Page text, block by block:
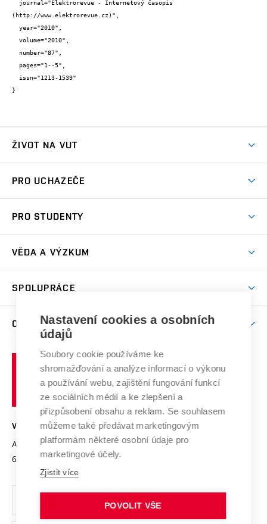
(http://www.elektrorevue.cz)",
}
ŽIVOT NA VUT
Koleje
Sport na VUT
PRO UCHAZEČE
Dny otevřených dveří
Celoživotní vzdělávání
E-přihláška
PRO STUDENTY
Harmonogram akademického roku
Závěrečné práce
Doktorské studium
Zpracování osobních údajů studentů
Sociální bezpečí
Studium bez bariér
Podpora podnikání
VĚDA A VÝZKUM
Mezinárodní vědecká rada
Systém zajišťování kvality výzkumu
Výzkumné infrastruktury
Transfer znalostí
Open Science
Projekty
Projekty ze strukturálních fondů
Specifický výzkum
SPOLUPRÁCE
Firemní spolupráce
Zahraniční spolupráce
Spolupráce se školami
Mezinárodní dohody
Univerzitní sítě
O UNIVERZITĚ
Profil univerzity
Udržitelná univerzita
Podnikavá univerzita / ContriBUTe
Bezpečná univerzita
Vyznamenání
Organizační struktura
Ochrana osobních údajů
učení
technické
Brně
VYSOKÉ UČENÍ TECHNICKÉ V BRNĚ
Antonínská 548/1
602 00 Brno
www.vut.cz
vut@vutbr.cz
Nastavení cookies a osobních
údajů
Soubory cookie používáme ke
shromažďování a analýze informací o výkonu
a používání webu, zajištění fungování funkcí
ze sociálních médií a ke zlepšení a
přizpůsobení obsahu a reklam. Se souhlasem
můžeme také předávat marketingovým
platformám některé osobní údaje pro
marketingové účely.
Zjistit více
POVOLIT VŠE